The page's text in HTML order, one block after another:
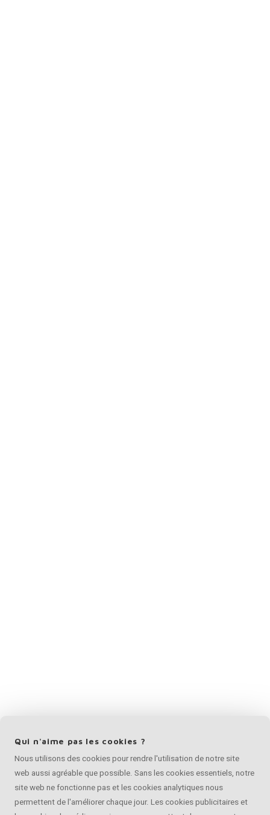
Qui n'aime pas les cookies ?
Nous utilisons des cookies pour rendre l'utilisation de notre site
web aussi agréable que possible. Sans les cookies essentiels, notre
site web ne fonctionne pas et les cookies analytiques nous
permettent de l'améliorer chaque jour. Les cookies publicitaires et